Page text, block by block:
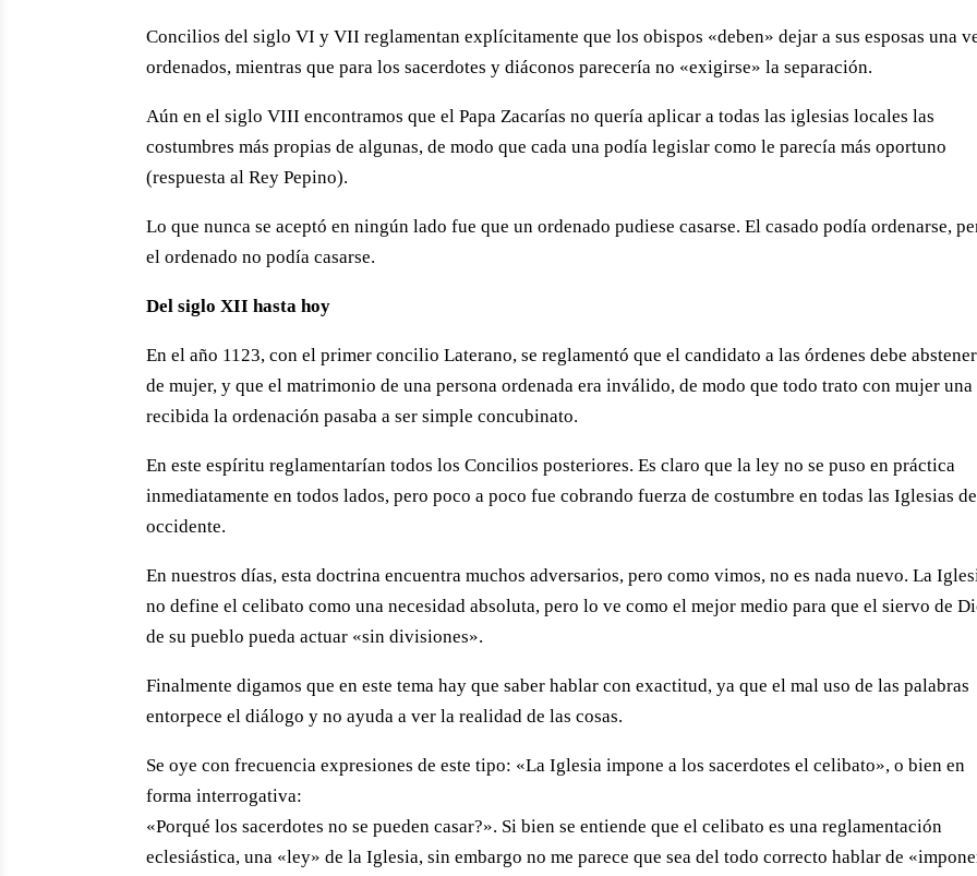
Concilios del siglo VI y VII reglamentan explícitamente que los obispos «deben» dejar a sus esposas una
ordenados, mientras que para los sacerdotes y diáconos parecería no «exigirse» la separación.
Aún en el siglo VIII encontramos que el Papa Zacarías no quería aplicar a todas las iglesias locales las
costumbres más propias de algunas, de modo que cada una podía legislar como le parecía más oportuno
(respuesta al Rey Pepino).
Lo que nunca se aceptó en ningún lado fue que un ordenado pudiese casarse. El casado podía ordenarse,
el ordenado no podía casarse.
Del siglo XII hasta hoy
En el año 1123, con el primer concilio Laterano, se reglamentó que el candidato a las órdenes debe
de mujer, y que el matrimonio de una persona ordenada era inválido, de modo que todo trato con mujer una
recibida la ordenación pasaba a ser simple concubinato.
En este espíritu reglamentarían todos los Concilios posteriores. Es claro que la ley no se puso en práctica
inmediatamente en todos lados, pero poco a poco fue cobrando fuerza de costumbre en todas las Iglesias de
occidente.
En nuestros días, esta doctrina encuentra muchos adversarios, pero como vimos, no es nada nuevo. La
no define el celibato como una necesidad absoluta, pero lo ve como el mejor medio para que el siervo de
de su pueblo pueda actuar «sin divisiones».
Finalmente digamos que en este tema hay que saber hablar con exactitud, ya que el mal uso de las palabras
entorpece el diálogo y no ayuda a ver la realidad de las cosas.
Se oye con frecuencia expresiones de este tipo: «La Iglesia impone a los sacerdotes el celibato», o bien en
forma interrogativa:
«Porqué los sacerdotes no se pueden casar?». Si bien se entiende que el celibato es una reglamentación
eclesiástica, una «ley» de la Iglesia, sin embargo no me parece que sea del todo correcto hablar de